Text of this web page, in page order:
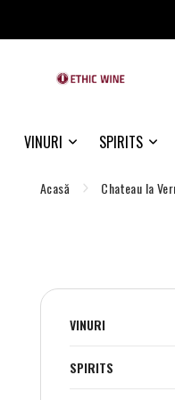
VINURI SPIRITS
Acasă Chateau la
VINURI
SPIRITS